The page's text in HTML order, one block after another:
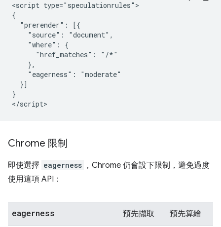
<script type="speculationrules">
{
  "prerender": [{
    "source": "document",
    "where": {
      "href_matches": "/*"
    },
    "eagerness": "moderate"
  }]
}
Chrome 限制
即使選擇 eagerness ，Chrome 仍會設下限制，避免過度
使用這項 API：
eagerness 預先擷取 預先算繪